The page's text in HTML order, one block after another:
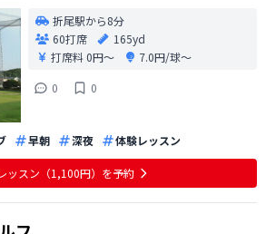
折尾駅から8分
60打席
165yd
打席料0円〜
7.0円/球〜
0
0
早朝 深夜 体験レッスン
ッスン（1,100円）を予約